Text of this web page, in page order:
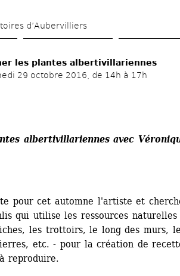
d’Aubervilliers
les plantes albertivillariennes
29 octobre 2016, de 14h à 17h
albertivillariennes avec
pour cet automne l'artiste et
qui utilise les ressources naturelles
les trottoirs, le long des murs,
etc. - pour la création de
reproduire.